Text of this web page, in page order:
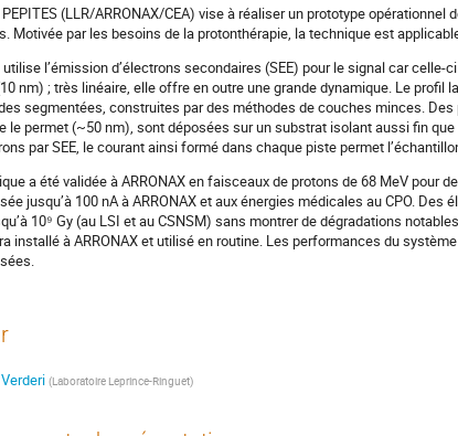
(LLR/ARRONAX/CEA) vise à réaliser un prototype
Motivée par les besoins de la protonthérapie, la technique est
utilise l’émission d’électrons secondaires (SEE) pour le signal car
nm) ; très linéaire, elle offre en outre une grande dynamique. Le profil
segmentées, construites par des méthodes de couches minces.
le permet (~50 nm), sont déposées sur un substrat isolant aussi fin
par SEE, le courant ainsi formé dans chaque piste permet
a été validée à ARRONAX en faisceaux de protons de 68 MeV pour
jusqu’à 100 nA à ARRONAX et aux énergies médicales au CPO.
10⁹ Gy (au LSI et au CSNSM) sans montrer de dégradations
installé à ARRONAX et utilisé en routine. Les performances du
(Laboratoire Leprince-Ringuet)